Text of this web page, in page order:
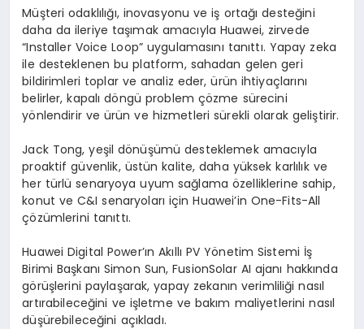
Müşteri odaklılığı, inovasyonu ve iş ortağı desteğini
daha da ileriye taşımak amacıyla Huawei, zirvede
“Installer Voice Loop” uygulamasını tanıttı. Yapay zeka
ile desteklenen bu platform, sahadan gelen geri
bildirimleri toplar ve analiz eder, ürün ihtiyaçlarını
belirler, kapalı döngü problem çözme sürecini
yönlendirir ve ürün ve hizmetleri sürekli olarak geliştirir.
Jack Tong, yeşil dönüşümü desteklemek amacıyla
proaktif güvenlik, üstün kalite, daha yüksek karlılık ve
her türlü senaryoya uyum sağlama özelliklerine sahip,
konut ve C&I senaryoları için Huawei’in One-Fits-All
çözümlerini tanıttı.
Huawei Digital Power’ın Akıllı PV Yönetim Sistemi İş
Birimi Başkanı Simon Sun, FusionSolar AI ajanı hakkında
görüşlerini paylaşarak, yapay zekanın verimliliği nasıl
artırabileceğini ve işletme ve bakım maliyetlerini nasıl
düşürebileceğini açıkladı.